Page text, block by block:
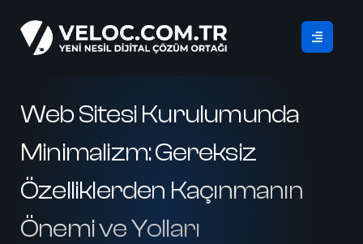
Web Sitesi Kurulumunda
Minimalizm: Gereksiz
Özelliklerden Kaçınmanın
Önemi ve Yolları